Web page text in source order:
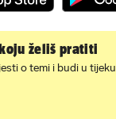
želiš pratiti
o temi i budi u tijeku